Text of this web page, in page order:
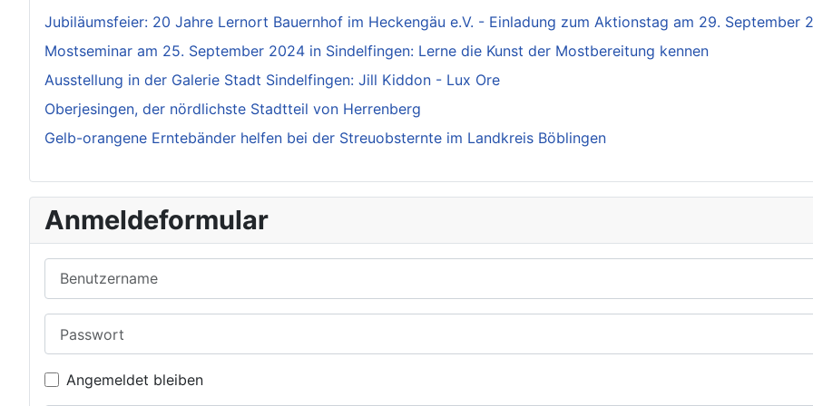
Jubiläumsfeier: 20 Jahre Lernort Bauernhof im Heckengäu e.V. - Einladung zum Aktionstag am 29. September
Mostseminar am 25. September 2024 in Sindelfingen: Lerne die Kunst der Mostbereitung kennen
Ausstellung in der Galerie Stadt Sindelfingen: Jill Kiddon - Lux Ore
Oberjesingen, der nördlichste Stadtteil von Herrenberg
Gelb-orangene Erntebänder helfen bei der Streuobsternte im Landkreis Böblingen
Anmeldeformular
Angemeldet bleiben